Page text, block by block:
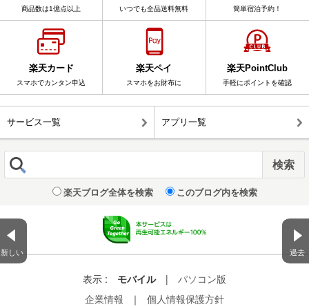
新しい 過去
商品数は1億点以上 いつでも全品送料無料 簡単宿泊予約！
楽天カード
スマホでカンタン申込
楽天ペイ
スマホをお財布に
楽天PointClub
手軽にポイントを確認
サービス一覧 アプリ一覧
楽天ブログ全体を検索 このブログ内を検索
表示 : モバイル |
パソコン版
企業情報
｜ 個人情報保護方針